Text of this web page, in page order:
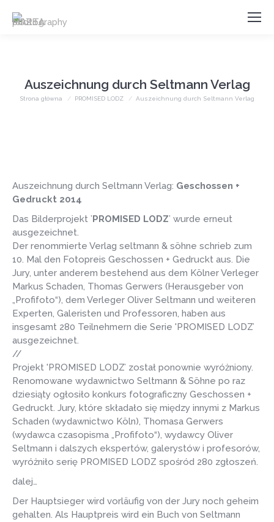
Auszeichnung durch Seltmann Verlag
Jesteś tutaj:
Strona główna PROMISED LODZ Auszeichnung durch Seltmann Verlag
Auszeichnung durch Seltmann Verlag: Geschossen +
Gedruckt 2014
Das Bilderprojekt ’PROMISED LODZ’ wurde erneut
ausgezeichnet.
Der renommierte Verlag seltmann & söhne schrieb zum
10. Mal den Fotopreis Geschossen + Gedruckt aus. Die
Jury, unter anderem bestehend aus dem Kölner Verleger
Markus Schaden, Thomas Gerwers (Herausgeber von
„Profifoto“), dem Verleger Oliver Seltmann und weiteren
Experten, Galeristen und Professoren, haben aus
insgesamt 280 Teilnehmern die Serie 'PROMISED LODZ’
ausgezeichnet.
//
Projekt 'PROMISED LODZ’ został ponownie wyróżniony.
Renomowane wydawnictwo Seltmann & Söhne po raz
dziesiąty ogłosiło konkurs fotograficzny Geschossen +
Gedruckt. Jury, które składało się między innymi z Markus
Schaden (wydawnictwo Köln), Thomasa Gerwers
(wydawca czasopisma „Profifoto“), wydawcy Oliver
Seltmann i dalszych ekspertów, galerystów i profesorów,
wyróżniło serię PROMISED LODZ spośród 280 zgłoszeń.
dalej…
Der Hauptsieger wird vorläufig von der Jury noch geheim
gehalten. Als Hauptpreis wird ein Buch von Seltmann